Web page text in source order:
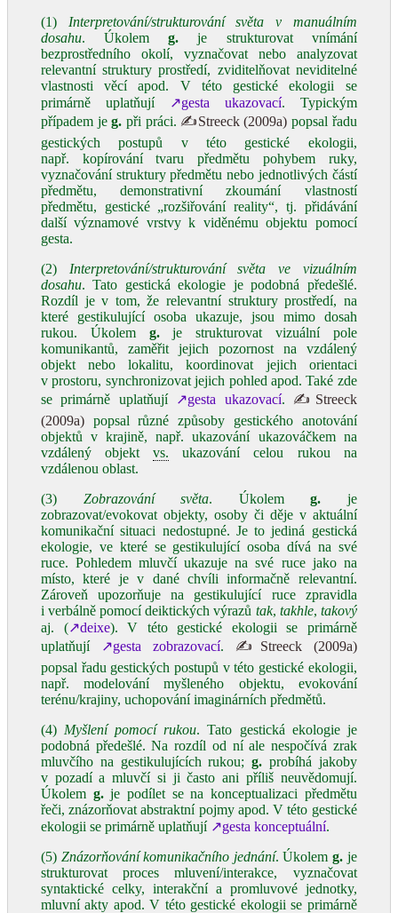
(1) Interpretování/strukturování světa v manuálním
dosahu. Úkolemg. je strukturovat vnímání
bezprostředního okolí, vyznačovat nebo analyzovat
relevantní struktury prostředí, zviditelňovat neviditelné
vlastnosti věcí apod. V této gestické ekologii se
primárně uplatňují
↗gesta ukazovací. Typickým
případem jeg. při práci. ✍Streeck (2009a) popsal řadu
gestických postupů v této gestické ekologii,
např. kopírování tvaru předmětu pohybem ruky,
vyznačování struktury předmětu nebo jednotlivých částí
předmětu, demonstrativní zkoumání vlastností
předmětu, gestické „rozšiřování reality“, tj. přidávání
další významové vrstvy k viděnému objektu pomocí
gesta.
(2) Interpretování/strukturování světa ve vizuálním
dosahu. Tato gestická ekologie je podobná předešlé.
Rozdíl je v tom, že relevantní struktury prostředí, na
které gestikulující osoba ukazuje, jsou mimo dosah
rukou. Úkolem g.je strukturovat vizuální pole
komunikantů, zaměřit jejich pozornost na vzdálený
objekt nebo lokalitu, koordinovat jejich orientaci
v prostoru, synchronizovat jejich pohled apod. Také zde
se primárně uplatňují ↗gesta ukazovací. ✍Streeck
(2009a) popsal různé způsoby gestického anotování
objektů v krajině, např. ukazování ukazováčkem na
vzdálený objektvs. ukazování celou rukou na
vzdálenou oblast.
(3) Zobrazování světa. Úkolemg. je
zobrazovat/evokovat objekty, osoby či děje v aktuální
komunikační situaci nedostupné. Je to jediná gestická
ekologie, ve které se gestikulující osoba dívá na své
ruce. Pohledem mluvčí ukazuje na své ruce jako na
místo, které je v dané chvíli informačně relevantní.
Zároveň upozorňuje na gestikulující ruce zpravidla
i verbálně pomocí deiktických výrazů tak, takhle, takový
aj. (↗deixe). V této gestické ekologii se primárně
uplatňují
↗gesta zobrazovací. ✍Streeck (2009a)
popsal řadu gestických postupů v této gestické ekologii,
např. modelování myšleného objektu, evokování
terénu/krajiny, uchopování imaginárních předmětů.
(4) Myšlení pomocí rukou. Tato gestická ekologie je
podobná předešlé. Na rozdíl od ní ale nespočívá zrak
mluvčího na gestikulujících rukou;g. probíhá jakoby
v pozadí a mluvčí si ji často ani příliš neuvědomují.
Úkolem g.je podílet se na konceptualizaci předmětu
řeči, znázorňovat abstraktní pojmy apod. V této gestické
ekologii se primárně uplatňují ↗gesta konceptuální.
(5) Znázorňování komunikačního jednání. Úkolemg. je
strukturovat proces mluvení/interakce, vyznačovat
syntaktické celky, interakční a promluvové jednotky,
mluvní akty apod. V této gestické ekologii se primárně